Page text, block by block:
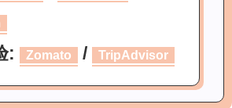
: Zomato / TripAdvisor